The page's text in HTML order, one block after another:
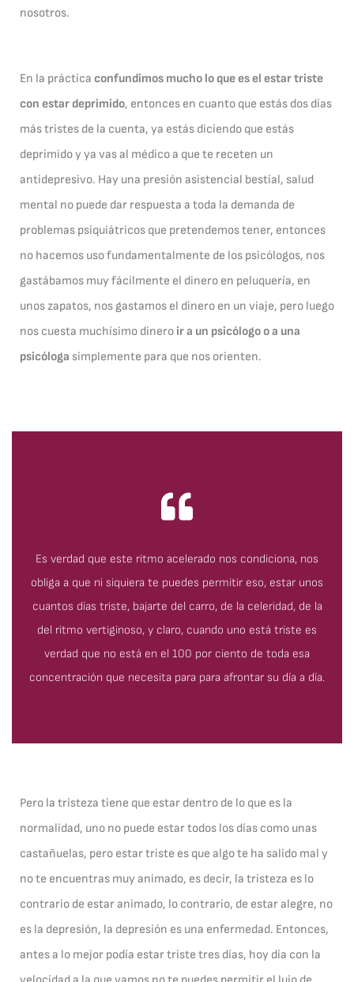
nosotros.
En la práctica confundimos mucho lo que es el estar triste
con estar deprimido, entonces en cuanto que estás dos días
más tristes de la cuenta, ya estás diciendo que estás
deprimido y ya vas al médico a que te receten un
antidepresivo. Hay una presión asistencial bestial, salud
mental no puede dar respuesta a toda la demanda de
problemas psiquiátricos que pretendemos tener, entonces
no hacemos uso fundamentalmente de los psicólogos, nos
gastábamos muy fácilmente el dinero en peluquería, en
unos zapatos, nos gastamos el dinero en un viaje, pero luego
nos cuesta muchísimo dinero ir a un psicólogo o a una
psicóloga simplemente para que nos orienten.
Es verdad que este ritmo acelerado nos condiciona, nos
obliga a que ni siquiera te puedes permitir eso, estar unos
cuantos días triste, bajarte del carro, de la celeridad, de la
del ritmo vertiginoso, y claro, cuando uno está triste es
verdad que no está en el 100 por ciento de toda esa
concentración que necesita para para afrontar su día a día.
Pero la tristeza tiene que estar dentro de lo que es la
normalidad, uno no puede estar todos los días como unas
castañuelas, pero estar triste es que algo te ha salido mal y
no te encuentras muy animado, es decir, la tristeza es lo
contrario de estar animado, lo contrario, de estar alegre, no
es la depresión, la depresión es una enfermedad. Entonces,
antes a lo mejor podía estar triste tres días, hoy día con la